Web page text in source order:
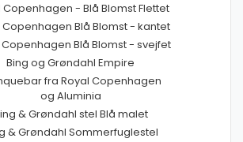
Copenhagen - Blå Blomst Flettet
Copenhagen Blå Blomst - kantet
Copenhagen Blå Blomst - svejfet
Bing og Grøndahl Empire
fra Royal Copenhagen
og Aluminia
& Grøndahl stel Blå malet
& Grøndahl Sommerfuglestel